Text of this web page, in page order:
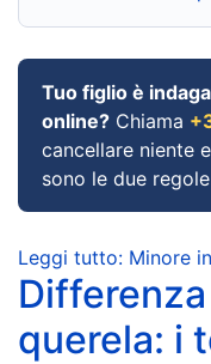
Tuo figlio è
online? Chiama
cancellare niente
sono le due
Leggi tutto: Minore
querela: i